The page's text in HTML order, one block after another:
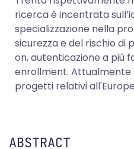
ricerca è incentrata
specializzazione nella
sicurezza e del rischio di
on, autenticazione a più
enrollment. Attualmente
progetti relativi
ABSTRACT